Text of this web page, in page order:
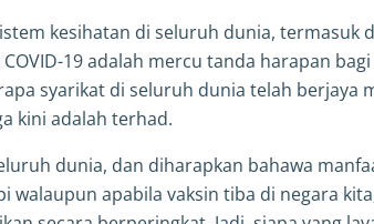
kesihatan di seluruh dunia, termasuk
19 adalah mercu tanda harapan
syarikat di seluruh dunia telah berjaya
kini adalah terhad.
dunia, dan diharapkan bahawa
walaupun apabila vaksin tiba di negara